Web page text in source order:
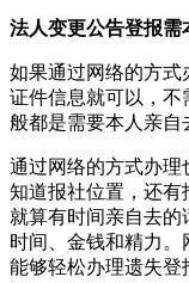
法人变更公告登报需
如果通过网络的方式
证件信息就可以，不
般都是需要本人亲自
通过网络的方式办理
知道报社位置，还有
就算有时间亲自去
时间、金钱和精力
能够轻松办理遗失登